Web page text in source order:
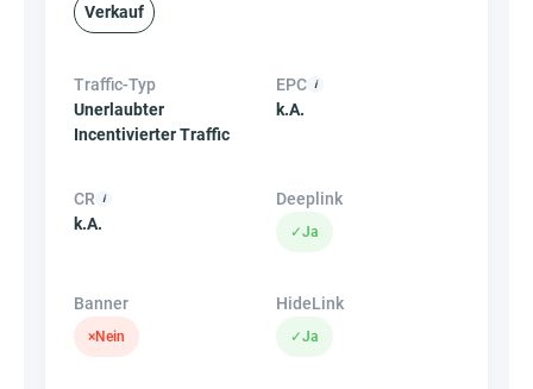
Verkauf
Traffic-Typ
Unerlaubter
Incentivierter Traffic
EPC
k.A.
CR
k.A.
Deeplink
✓Ja
Banner
×Nein
HideLink
✓Ja